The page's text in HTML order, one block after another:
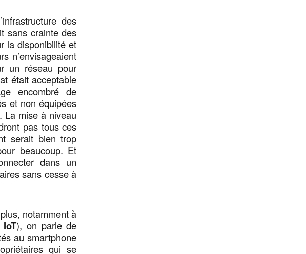
des
sans crainte des
la disponibilité et
n’envisageaient
un réseau pour
était acceptable
encombré de
et non équipées
La mise à niveau
pas tous ces
serait bien trop
beaucoup. Et
dans un
sans cesse à
notamment à
IoT), on parle de
au smartphone
qui se